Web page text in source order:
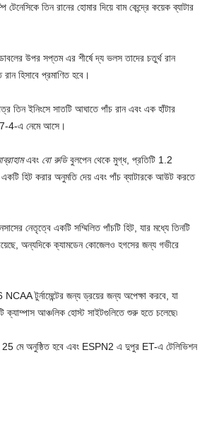
টেনেসিকে তিন রানের হোমার দিয়ে বাম কেন্দ্রে কয়েক ব্যাটার
উপর সপ্তম এর শীর্ষে দ্য ভলস তাদের চতুর্থ রান
হিসাবে প্রমাণিত হবে।
তিন ইনিংসে সাতটি আঘাতে পাঁচ রান এবং এক হাঁটার
7-4-এ নেমে আসে।
এবং বো রুডিবুলপেন থেকে মুগ্ধ, প্রতিটি 1.2
হিট করার অনুমতি দেয় এবং পাঁচ ব্যাটারকে আউট করতে
নেতৃত্বে একটি সম্মিলিত পাঁচটি হিট, যার মধ্যে তিনটি
অন্যদিকে ক্যামডেন কোজেলও হগসের জন্য গভীরে
টুর্নামেন্টের জন্য ড্রয়ের জন্য অপেক্ষা করবে, যা
ক্যাম্পাস আঞ্চলিক হোস্ট সাইটগুলিতে শুরু হতে চলেছে৷
মে অনুষ্ঠিত হবে এবং ESPN2 এ দুপুর ET-এ টেলিভিশন